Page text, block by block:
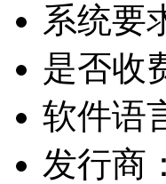
系统要
是否收
软件语
发行商：